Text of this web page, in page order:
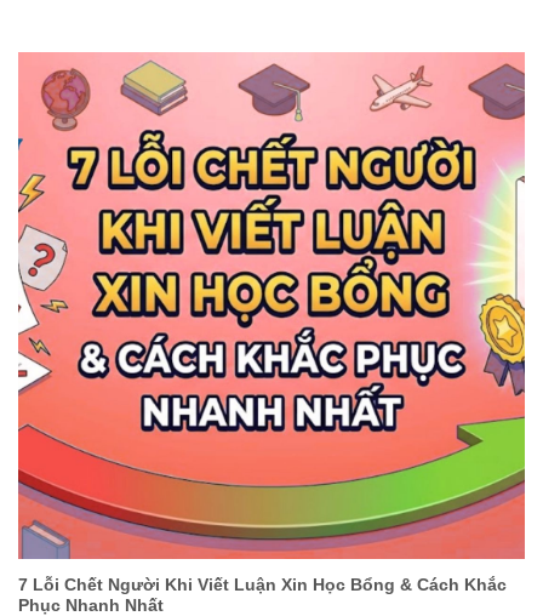
7 Lỗi Chết Người Khi Viết Luận Xin Học Bổng & Cách Khắc
Phục Nhanh Nhất